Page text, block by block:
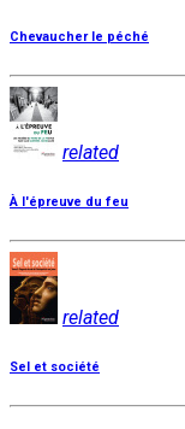
Chevaucher le péché
related
À l'épreuve du feu
related
Sel et société